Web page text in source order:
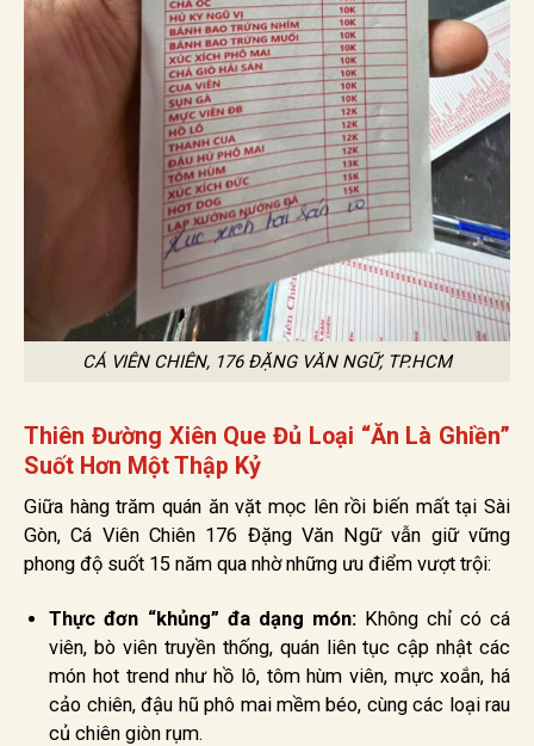
CÁ VIÊN CHIÊN, 176 ĐẶNG VĂN NGỮ, TP.HCM
Thiên Đường Xiên Que Đủ Loại “Ăn Là Ghiền”
Suốt Hơn Một Thập Kỷ
Giữa hàng trăm quán ăn vặt mọc lên rồi biến mất tại Sài
Gòn, Cá Viên Chiên 176 Đặng Văn Ngữ vẫn giữ vững
phong độ suốt 15 năm qua nhờ những ưu điểm vượt trội:
Thực đơn “khủng” đa dạng món:Không chỉ có cá
viên, bò viên truyền thống, quán liên tục cập nhật các
món hot trend như hồ lô, tôm hùm viên, mực xoắn, há
cảo chiên, đậu hũ phô mai mềm béo, cùng các loại rau
củ chiên giòn rụm.